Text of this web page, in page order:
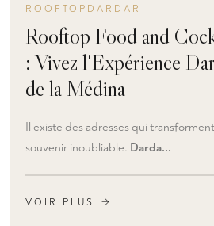
ROOFTOPDARDAR
Rooftop Food and
: Vivez l'Expérience
de la Médina
Il existe des adresses qui
souvenir inoubliable. Darda...
VOIR PLUS